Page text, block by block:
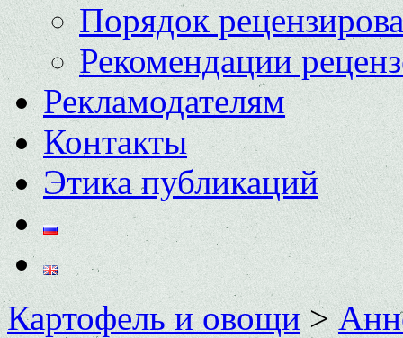
Порядок
Рекомендации
Рекламодателям
Контакты
Этика публикаций
Картофель и овощи>